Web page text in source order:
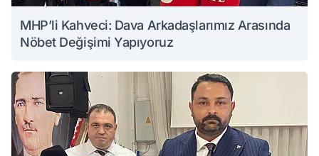
MHP’li Kahveci: Dava Arkadaşlarımız Arasında
Nöbet Değişimi Yapıyoruz